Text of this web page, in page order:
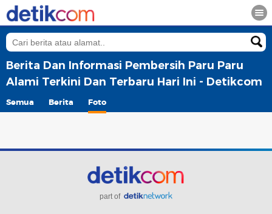
Berita Dan Informasi Pembersih Paru Paru
Alami Terkini Dan Terbaru Hari Ini - Detikcom
Semua Berita Foto
part of